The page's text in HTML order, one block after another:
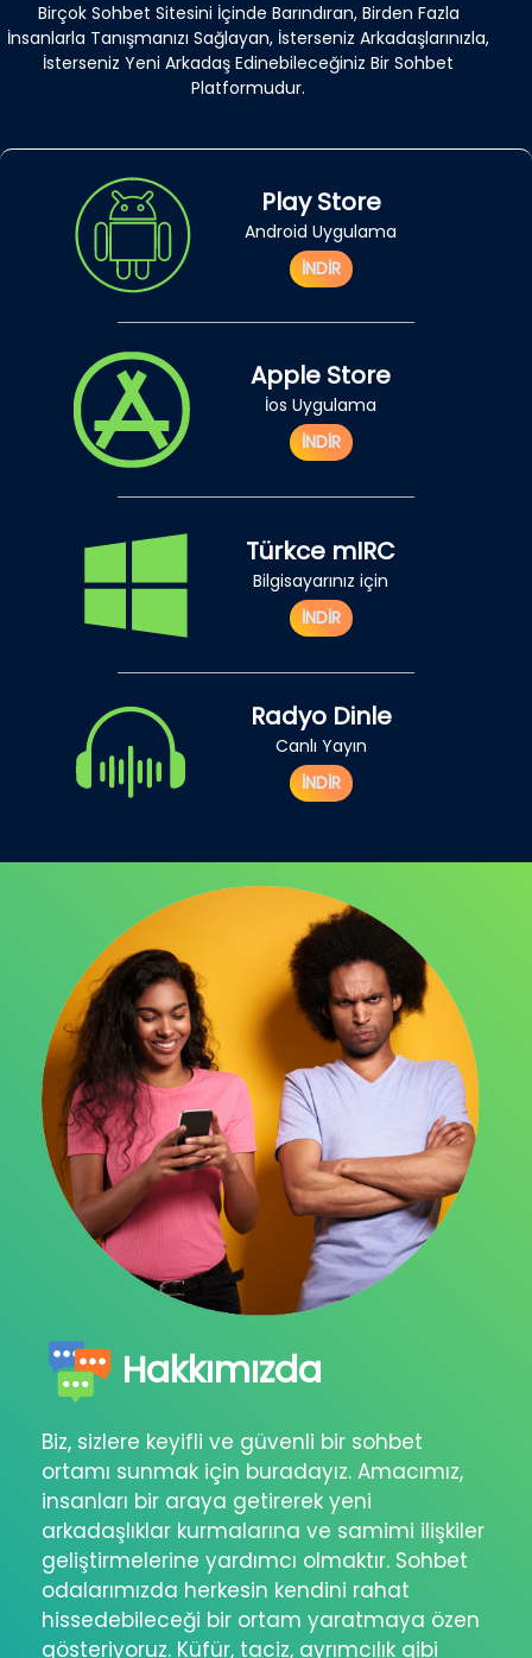
Birçok Sohbet Sitesini İçinde Barındıran, Birden Fazla
İnsanlarla Tanışmanızı Sağlayan, İsterseniz Arkadaşlarınızla,
İsterseniz Yeni Arkadaş Edinebileceğiniz Bir Sohbet
Platformudur.
Play Store
Android Uygulama
İNDİR
Apple Store
İos Uygulama
İNDİR
Türkce mIRC
Bilgisayarınız için
İNDİR
Radyo Dinle
Canlı Yayın
İNDİR
Hakkımızda
Biz, sizlere keyifli ve güvenli bir sohbet
ortamı sunmak için buradayız. Amacımız,
insanları bir araya getirerek yeni
arkadaşlıklar kurmalarına ve samimi ilişkiler
geliştirmelerine yardımcı olmaktır. Sohbet
odalarımızda herkesin kendini rahat
hissedebileceği bir ortam yaratmaya özen
gösteriyoruz. Küfür, taciz, ayrımcılık gibi